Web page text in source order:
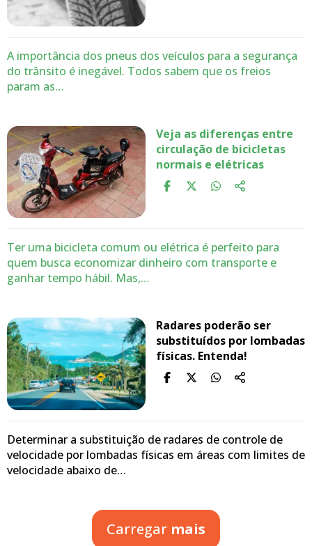
A importância dos pneus dos veículos para a segurança
do trânsito é inegável. Todos sabem que os freios
param as…
Veja as diferenças entre
circulação de bicicletas
normais e elétricas
Ter uma bicicleta comum ou elétrica é perfeito para
quem busca economizar dinheiro com transporte e
ganhar tempo hábil. Mas,…
Radares poderão ser
substituídos por lombadas
físicas. Entenda!
Determinar a substituição de radares de controle de
velocidade por lombadas físicas em áreas com limites de
velocidade abaixo de…
Carregar mais